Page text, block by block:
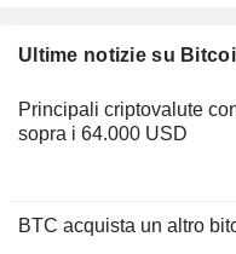
Ultime notizie su
Principali criptovalute
sopra i 64.000 USD
BTC acquista un altro